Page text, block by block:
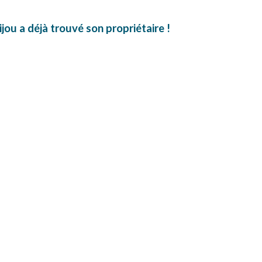
a déjà trouvé son propriétaire !